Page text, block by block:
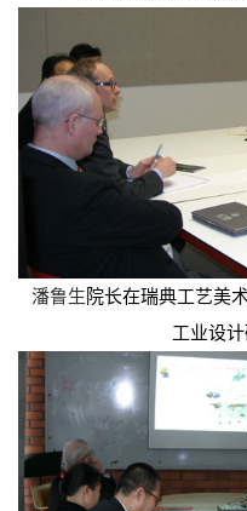
潘鲁生院长在瑞典工艺美
工业设